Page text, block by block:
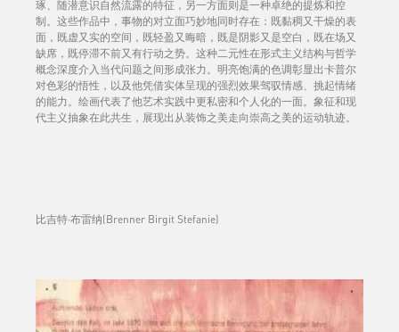
琢、随潜意识自然流露的特征，另一方面则是一种卓绝的提炼和控
制。这些作品中，事物的对立面巧妙地同时存在：既黏稠又干燥的表
面，既虚又实的空间，既轻盈又晦暗，既是阴影又是空白，既在场又
缺席，既停滞不前又有行动之势。这种二元性在形式主义结构与哲学
概念深度介入当代问题之间形成张力。明亮饱满的色调彰显出卡普尔
对色彩的悟性，以及他凭借实体呈现的强烈效果驾驭情感、挑起情绪
的能力。绘画代表了他艺术实践中更私密和个人化的一面。象征和现
代主义抽象在此共生，展现出从装饰之美走向崇高之美的运动轨迹。
比吉特·布雷纳(Brenner Birgit Stefanie)